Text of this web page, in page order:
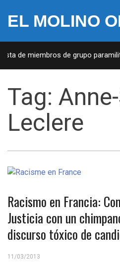
EL MOLINO
de miembros de grupo
Tag:
Leclere
Racismo en Francia:
Justicia con un
discurso tóxico de
11/03/2013